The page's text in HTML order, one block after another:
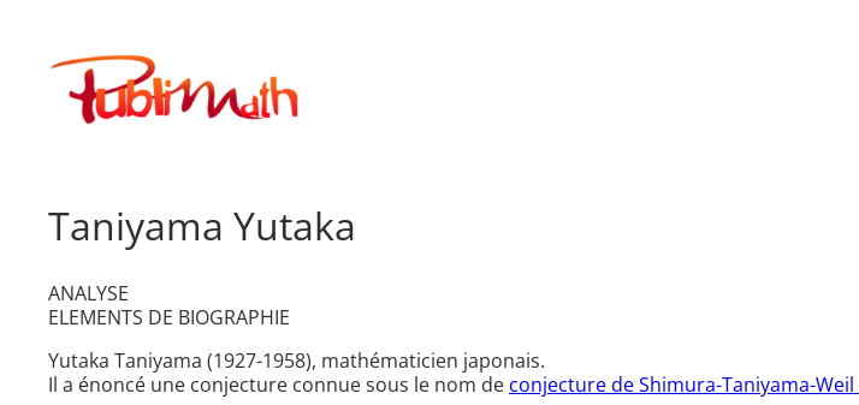
contenuPublimath
Taniyama Yutaka
ANALYSE
ELEMENTS DE BIOGRAPHIE
Yutaka Taniyama (1927-1958), mathématicien japonais.
Il a énoncé une conjecture connue sous le nom de conjecture de Shimura-Taniyama-Weil